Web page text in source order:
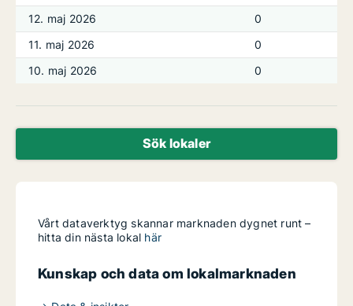
12. maj 2026
0
11. maj 2026
0
10. maj 2026
0
Sök lokaler
Vårt dataverktyg skannar marknaden dygnet runt –
hitta din nästa lokal här
Kunskap och data om lokalmarknaden